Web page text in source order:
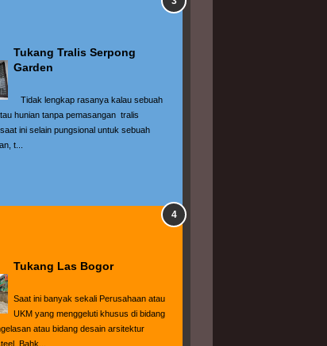
Tukang Tralis Serpong
Garden
Tidak lengkap rasanya kalau sebuah
hunian tanpa pemasangan  tralis
ini selain pungsional untuk sebuah
t...
Tukang Las Bogor
Saat ini banyak sekali Perusahaan atau
UKM yang menggeluti khusus di bidang
atau bidang desain arsitektur
Bahk...